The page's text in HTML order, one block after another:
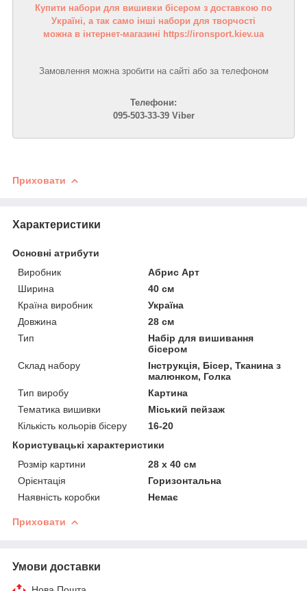
Купити набори для вишивки бісером з доставкою по
Україні, а так само інші набори для творчості
можна в інтернет-магазині https://ironsport.kiev.ua
Замовлення можна зробити на сайті або за телефоном
Телефони:
095-503-33-39 Viber
Приховати
Характеристики
Основні атрибути
Виробник
Абрис Арт
Ширина
40 см
Країна виробник
Україна
Довжина
28 см
Тип
Набір для вишивання
бісером
Склад набору
Інструкція, Бісер, Тканина з
малюнком, Голка
Тип виробу
Картина
Тематика вишивки
Міський пейзаж
Кількість кольорів бісеру
16-20
Користувацькі характеристики
Розмір картини
28 х 40 см
Орієнтація
Горизонтальна
Наявність коробки
Немає
Приховати
Умови доставки